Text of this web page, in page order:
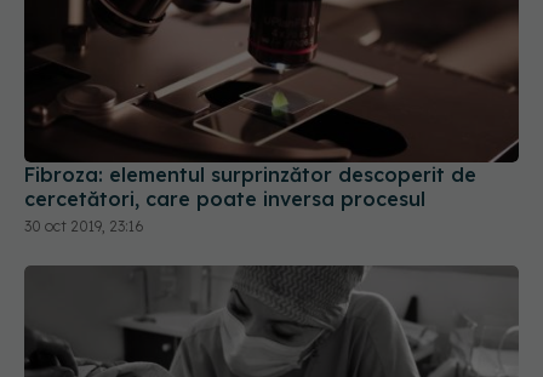
Fibroza: elementul surprinzător descoperit de
cercetători, care poate inversa procesul
30 oct 2019, 23:16